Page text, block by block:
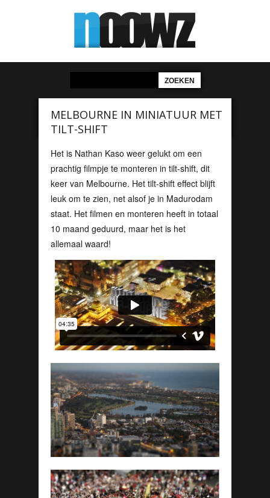
MELBOURNE IN MINIATUUR MET
TILT-SHIFT
Het is Nathan Kaso weer gelukt om een
prachtig filmpje te monteren in tilt-shift, dit
keer van Melbourne. Het tilt-shift effect blijft
leuk om te zien, net alsof je in Madurodam
staat. Het filmen en monteren heeft in totaal
10 maand geduurd, maar het is het
allemaal waard!